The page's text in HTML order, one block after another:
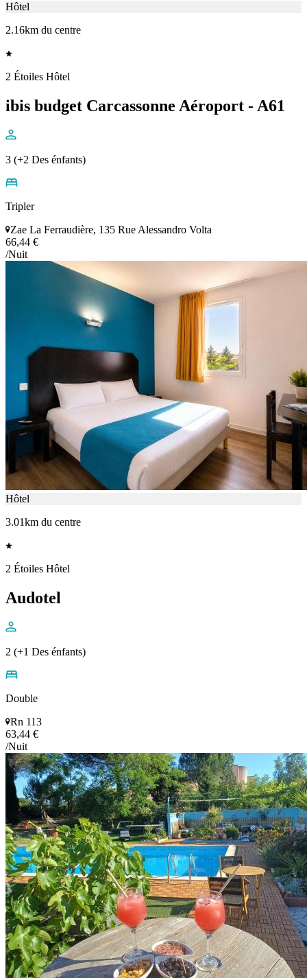
Hôtel
2.16km du centre
2 Étoiles Hôtel
ibis budget Carcassonne Aéroport - A61
3 (+2 Des énfants)
Tripler
Zae La Ferraudière, 135 Rue Alessandro Volta
66,44 €
/Nuit
Hôtel
3.01km du centre
2 Étoiles Hôtel
Audotel
2 (+1 Des énfants)
Double
Rn 113
63,44 €
/Nuit